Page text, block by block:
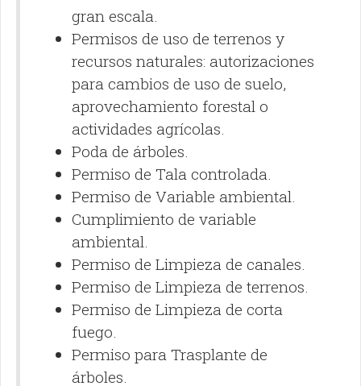
gran escala.
Permisos de uso de terrenos y
recursos naturales: autorizaciones
para cambios de uso de suelo,
aprovechamiento forestal o
actividades agrícolas.
Poda de árboles.
Permiso de Tala controlada.
Permiso de Variable ambiental.
Cumplimiento de variable
ambiental.
Permiso de Limpieza de canales.
Permiso de Limpieza de terrenos.
Permiso de Limpieza de corta
fuego.
Permiso para Trasplante de
árboles.